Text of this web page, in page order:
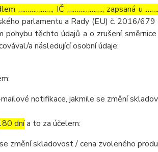
………………, IČ ………………., zapsaná u
parlamentu a Rady (EU) č. 2016/
pohybu těchto údajů a o zrušení
a následující osobní údaje:
notifikace, jakmile se změní
dnía to za účelem:
změní skladovost / cena zvoleného